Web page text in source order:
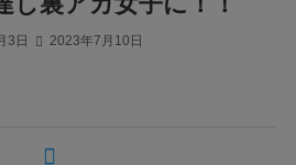
3日 2023年7月10日